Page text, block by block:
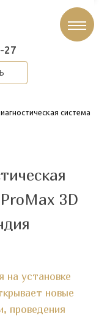
27
система
3D
на установке
новые
проведения